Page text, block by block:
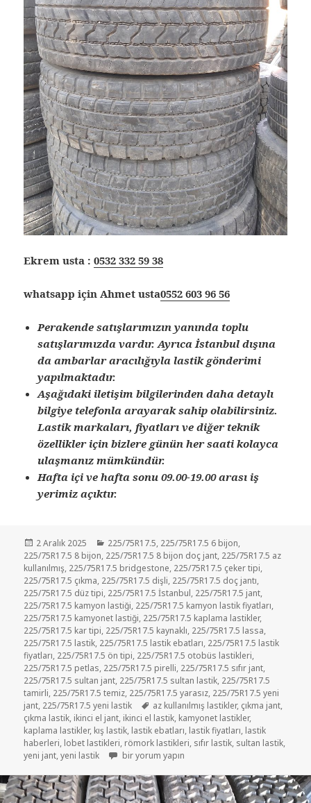
Ekrem usta :0532 332 59 38
whatsapp için Ahmet usta0552 603 96 56
Perakende satışlarımızın yanında toplu
satışlarımızda vardır. Ayrıca İstanbul dışına
da ambarlar aracılığıyla lastik gönderimi
yapılmaktadır.
Aşağıdaki iletişim bilgilerinden daha detaylı
bilgiye telefonla arayarak sahip olabilirsiniz.
Lastik markaları, fiyatları ve diğer teknik
özellikler için bizlere günün her saati kolayca
ulaşmanız mümkündür.
Hafta içi ve hafta sonu 09.00-19.00 arası iş
yerimiz açıktır.
Yayın
tarihi
2 Aralık 2025 Kategoriler
225/75R17.5, 225/75R17.5 6 bijon,
225/75R17.5 8 bijon, 225/75R17.5 8 bijon doç jant, 225/75R17.5 az
kullanılmış, 225/75R17.5 bridgestone, 225/75R17.5 çeker tipi,
225/75R17.5 çıkma, 225/75R17.5 dişli, 225/75R17.5 doç jantı,
225/75R17.5 düz tipi, 225/75R17.5 İstanbul, 225/75R17.5 jant,
225/75R17.5 kamyon lastiği, 225/75R17.5 kamyon lastik fiyatları,
225/75R17.5 kamyonet lastiği, 225/75R17.5 kaplama lastikler,
225/75R17.5 kar tipi, 225/75R17.5 kaynaklı, 225/75R17.5 lassa,
225/75R17.5 lastik, 225/75R17.5 lastik ebatları, 225/75R17.5 lastik
fiyatları, 225/75R17.5 ön tipi, 225/75R17.5 otobüs lastikleri,
225/75R17.5 petlas, 225/75R17.5 pirelli, 225/75R17.5 sıfır jant,
225/75R17.5 sultan jant, 225/75R17.5 sultan lastik, 225/75R17.5
tamirli, 225/75R17.5 temiz, 225/75R17.5 yarasız, 225/75R17.5 yeni
jant, 225/75R17.5 yeni lastik Etiketler
az kullanılmış lastikler, çıkma jant,
çıkma lastik, ikinci el jant, ikinci el lastik, kamyonet lastikler,
kaplama lastikler, kış lastik, lastik ebatları, lastik fiyatları, lastik
haberleri, lobet lastikleri, römork lastikleri, sıfır lastik, sultan lastik,
yeni jant,yeni lastik İKİNCİ EL LASTİK 225 75R17.5 ÇIKMA SULTAN
bir yorum yapın